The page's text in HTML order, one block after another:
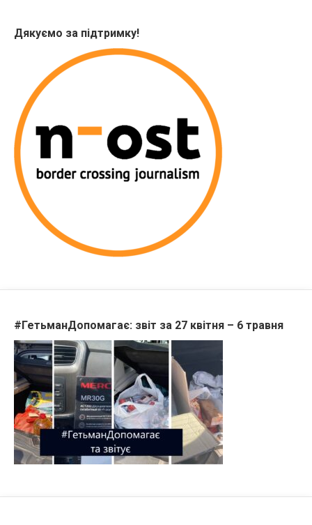
Дякуємо за підтримку!
#ГетьманДопомагає: звіт за 27 квітня – 6 травня